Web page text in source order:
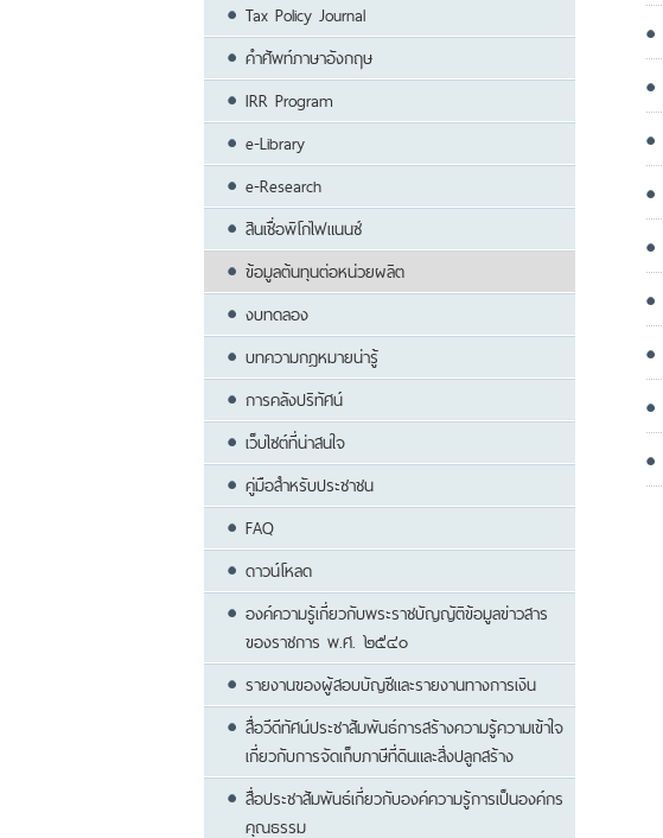
Tax Policy Journal
คำศัพท์ภาษาอังกฤษ
IRR Program
e-Library
e-Research
สินเชื่อพิโกไฟแนนซ์
ข้อมูลต้นทุนต่อหน่วยผลิต
งบทดลอง
บทความกฎหมายน่ารู้
การคลังปริทัศน์
เว็บไซต์ที่น่าสนใจ
คู่มือสำหรับประชาชน
FAQ
ดาวน์โหลด
องค์ความรู้เกี่ยวกับพระราชบัญญัติข้อมูลข่าวสาร
ของราชการ พ.ศ. ๒๕๔๐
รายงานของผู้สอบบัญชีและรายงานทางการเงิน
สื่อวีดีทัศน์ประชาสัมพันธ์การสร้างความรู้ความเข้าใจ
เกี่ยวกับการจัดเก็บภาษีที่ดินและสิ่งปลูกสร้าง
สื่อประชาสัมพันธ์เกี่ยวกับองค์ความรู้การเป็นองค์กร
คุณธรรม